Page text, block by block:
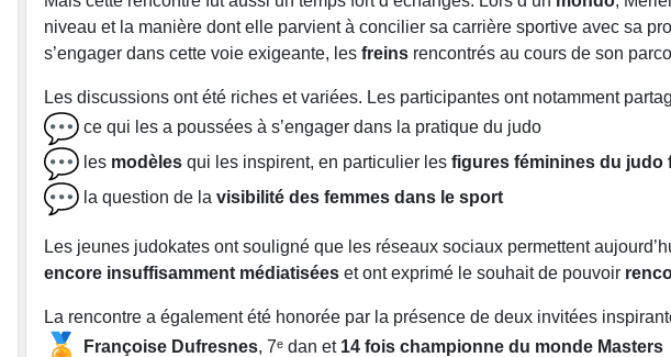
niveau et la manière dont elle parvient à concilier sa carrière sportive avec sa
s’engager dans cette voie exigeante, les freins rencontrés au cours de son
Les discussions ont été riches et variées. Les participantes ont notamment
ce qui les a poussées à s’engager dans la pratique du judo
les modèles qui les inspirent, en particulier les figures féminines du judo
la question de la visibilité des femmes dans le sport
Les jeunes judokates ont souligné que les réseaux sociaux permettent
encore insuffisamment médiatisées et ont exprimé le souhait de pouvoir
La rencontre a également été honorée par la présence de deux invitées
Françoise Dufresnes, 7ᵉ dan et 14 fois championne du monde Masters